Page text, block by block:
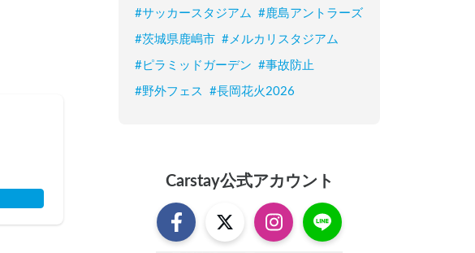
#サッカースタジアム #鹿島アントラーズ
#茨城県鹿嶋市 #メルカリスタジアム
#ピラミッドガーデン #事故防止
#野外フェス #長岡花火2026
Carstay公式アカウント